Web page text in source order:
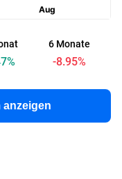
%
6 Monate
-8.95%
anzeigen